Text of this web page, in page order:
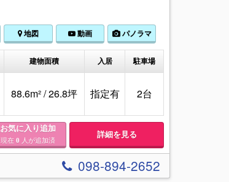
地図 動画 パノラマ
建物面積 入居 駐車場
88.6m² / 26.8坪 指定有 2台
お気に入り追加
現在0 人が追加済 詳細を見る
098-894-2652